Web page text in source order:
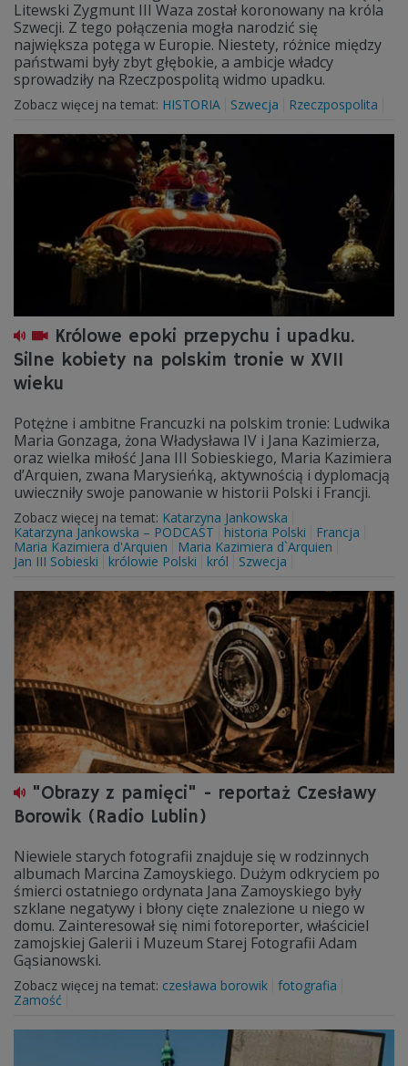
Litewski Zygmunt III Waza został koronowany na króla
Szwecji. Z tego połączenia mogła narodzić się
największa potęga w Europie. Niestety, różnice między
państwami były zbyt głębokie, a ambicje władcy
sprowadziły na Rzeczpospolitą widmo upadku.
Zobacz więcej na temat: HISTORIA Szwecja Rzeczpospolita
Królowe epoki przepychu i upadku.
Silne kobiety na polskim tronie w XVII
wieku
Potężne i ambitne Francuzki na polskim tronie: Ludwika
Maria Gonzaga, żona Władysława IV i Jana Kazimierza,
oraz wielka miłość Jana III Sobieskiego, Maria Kazimiera
d’Arquien, zwana Marysieńką, aktywnością i dyplomacją
uwieczniły swoje panowanie w historii Polski i Francji.
Zobacz więcej na temat: Katarzyna Jankowska
Katarzyna Jankowska – PODCAST
historia Polski
Francja
Maria Kazimiera d'Arquien
Maria Kazimiera d`Arquien
Jan III Sobieski
królowie Polski król Szwecja
"Obrazy z pamięci" - reportaż Czesławy
Borowik (Radio Lublin)
Niewiele starych fotografii znajduje się w rodzinnych
albumach Marcina Zamoyskiego. Dużym odkryciem po
śmierci ostatniego ordynata Jana Zamoyskiego były
szklane negatywy i błony cięte znalezione u niego w
domu. Zainteresował się nimi fotoreporter, właściciel
zamojskiej Galerii i Muzeum Starej Fotografii Adam
Gąsianowski.
Zobacz więcej na temat: czesława borowik fotografia
Zamość